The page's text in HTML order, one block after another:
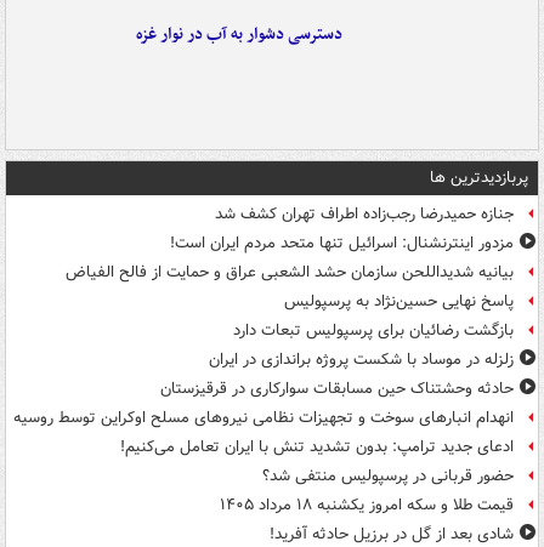
دسترسی دشوار به آب در نوار غزه
پربازدیدترین ها
جنازه حمیدرضا رجب‌زاده اطراف تهران کشف شد
مزدور اینترنشنال: اسرائیل تنها متحد مردم ایران است!
بیانیه شدیداللحن سازمان حشد الشعبی عراق و حمایت از فالح الفیاض
پاسخ نهایی حسین‌نژاد به پرسپولیس
بازگشت رضائیان برای پرسپولیس تبعات دارد
زلزله در موساد با شکست پروژه براندازی در ایران
حادثه وحشتناک حین مسابقات سوارکاری در قرقیزستان
انهدام انبارهای سوخت و تجهیزات نظامی نیروهای مسلح اوکراین توسط روسیه
ادعای جدید ترامپ: بدون تشدید تنش با ایران تعامل می‌کنیم!
حضور قربانی در پرسپولیس منتفی شد؟
قیمت طلا و سکه امروز یکشنبه ۱۸ مرداد ۱۴۰۵
شادی بعد از گل در برزیل حادثه آفرید!